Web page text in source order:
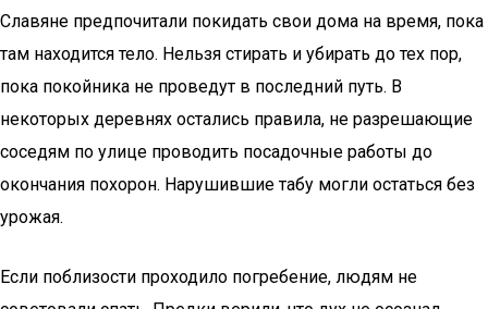
Славяне предпочитали покидать свои дома на время, пока
там находится тело. Нельзя стирать и убирать до тех пор,
пока покойника не проведут в последний путь. В
некоторых деревнях остались правила, не разрешающие
соседям по улице проводить посадочные работы до
окончания похорон. Нарушившие табу могли остаться без
урожая.
Если поблизости проходило погребение, людям не